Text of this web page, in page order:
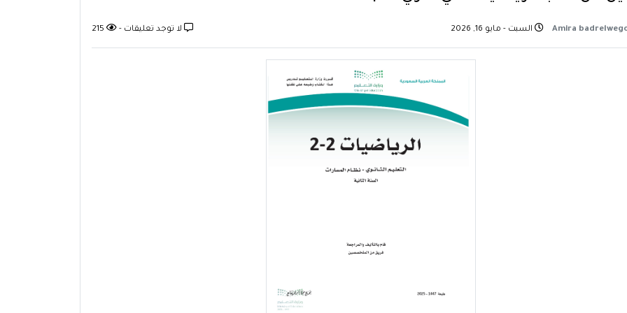
السبت - مايو 16, 2026 لا توجد تعليقات -